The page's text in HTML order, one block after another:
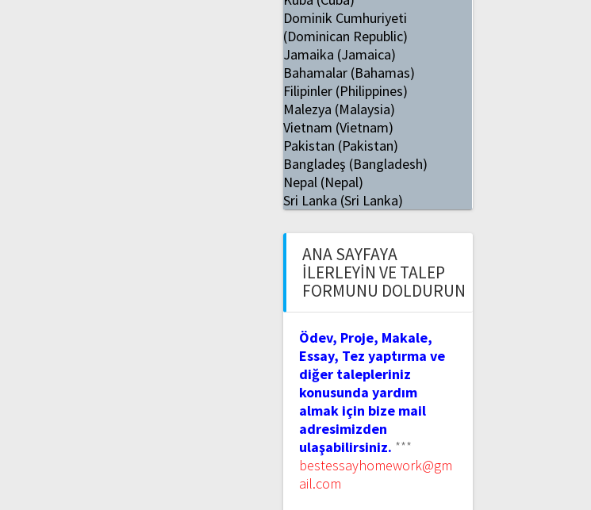
Dominik Cumhuriyeti
(Dominican Republic)
Jamaika (Jamaica)
Bahamalar (Bahamas)
Filipinler (Philippines)
Malezya (Malaysia)
Vietnam (Vietnam)
Pakistan (Pakistan)
Bangladeş (Bangladesh)
Nepal (Nepal)
Sri Lanka (Sri Lanka)
ANA SAYFAYA
İLERLEYIN VE TALEP
FORMUNU DOLDURUN
Ödev, Proje, Makale,
Essay, Tez yaptırma ve
diğer talepleriniz
konusunda yardım
almak için bize mail
adresimizden
ulaşabilirsiniz. ***
bestessayhomework@gm
ail.com